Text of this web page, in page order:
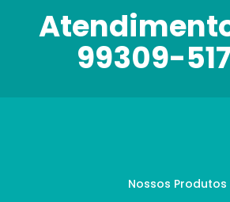
99309-
Nossos Produtos